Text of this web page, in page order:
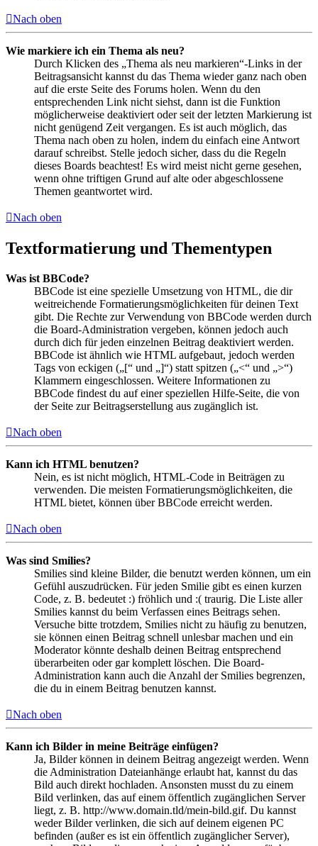
Nach oben
Wie markiere ich ein Thema als neu?
Durch Klicken des „Thema als neu markieren“-Links in der
Beitragsansicht kannst du das Thema wieder ganz nach oben
auf die erste Seite des Forums holen. Wenn du den
entsprechenden Link nicht siehst, dann ist die Funktion
möglicherweise deaktiviert oder seit der letzten Markierung ist
nicht genügend Zeit vergangen. Es ist auch möglich, das
Thema nach oben zu holen, indem du einfach eine Antwort
darauf schreibst. Stelle jedoch sicher, dass du die Regeln
dieses Boards beachtest! Es wird meist nicht gerne gesehen,
wenn ohne triftigen Grund auf alte oder abgeschlossene
Themen geantwortet wird.
Nach oben
Textformatierung und Thementypen
Was ist BBCode?
BBCode ist eine spezielle Umsetzung von HTML, die dir
weitreichende Formatierungsmöglichkeiten für deinen Text
gibt. Die Rechte zur Verwendung von BBCode werden durch
die Board-Administration vergeben, können jedoch auch
durch dich für jeden einzelnen Beitrag deaktiviert werden.
BBCode ist ähnlich wie HTML aufgebaut, jedoch werden
Tags von eckigen („[“ und „]“) statt spitzen („<“ und „>“)
Klammern eingeschlossen. Weitere Informationen zu
BBCode findest du auf einer speziellen Hilfe-Seite, die von
der Seite zur Beitragserstellung aus zugänglich ist.
Nach oben
Kann ich HTML benutzen?
Nein, es ist nicht möglich, HTML-Code in Beiträgen zu
verwenden. Die meisten Formatierungsmöglichkeiten, die
HTML bietet, können über BBCode erreicht werden.
Nach oben
Was sind Smilies?
Smilies sind kleine Bilder, die benutzt werden können, um ein
Gefühl auszudrücken. Für jeden Smilie gibt es einen kurzen
Code, z. B. bedeutet :) fröhlich und :( traurig. Die Liste aller
Smilies kannst du beim Verfassen eines Beitrags sehen.
Versuche bitte trotzdem, Smilies nicht zu häufig zu benutzen,
sie können einen Beitrag schnell unlesbar machen und ein
Moderator könnte deshalb deinen Beitrag entsprechend
überarbeiten oder gar komplett löschen. Die Board-
Administration kann auch die Anzahl der Smilies begrenzen,
die du in einem Beitrag benutzen kannst.
Nach oben
Kann ich Bilder in meine Beiträge einfügen?
Ja, Bilder können in deinem Beitrag angezeigt werden. Wenn
die Administration Dateianhänge erlaubt hat, kannst du das
Bild auch direkt hochladen. Ansonsten musst du zu einem
Bild verlinken, das auf einem öffentlich zugänglichen Server
liegt, z. B. http://www.domain.tld/mein-bild.gif. Du kannst
weder Bilder verlinken, die sich auf deinem eigenen PC
befinden (außer es ist ein öffentlich zugänglicher Server),